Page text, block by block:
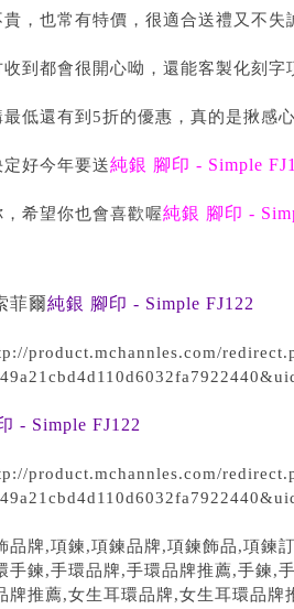
貴，也常有特價，很適合送禮又不失
到都會很開心呦，還能客製化刻字
最低還有到5折的優惠，真的是揪感
好今年要送純銀 腳印 - Simple
希望你也會喜歡喔純銀 腳印 -
菲爾純銀 腳印 - Simple FJ122
product.mchannles.com/
- Simple FJ122
product.mchannles.com/
品牌,項鍊,項鍊品牌,項鍊飾品,項鍊
手鍊,手環品牌,手環品牌推薦,手鍊,
牌推薦,女生耳環品牌,女生耳環品牌